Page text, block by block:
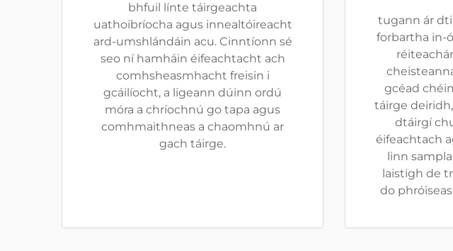
bhfuil línte táirgeachta
uathoibríocha agus innealtóireacht
ard-umshlándáin acu. Cinntíonn sé
seo ní hamháin éifeachtacht ach
comhsheasmhacht freisin i
gcáilíocht, a ligeann dúinn ordú
móra a chríochnú go tapa agus
comhmaithneas a chaomhnú ar
gach táirge.
tugann ár
forbartha in-
gcéad
táirge
dtáirgí
éifeachtach
linn
laistigh de
do